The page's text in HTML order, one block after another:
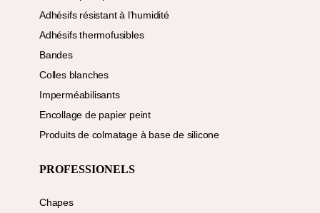
Adhésifs résistant à l’humidité
Adhésifs thermofusibles
Bandes
Colles blanches
Imperméabilisants
Encollage de papier peint
Produits de colmatage à base de silicone
PROFESSIONELS
Chapes